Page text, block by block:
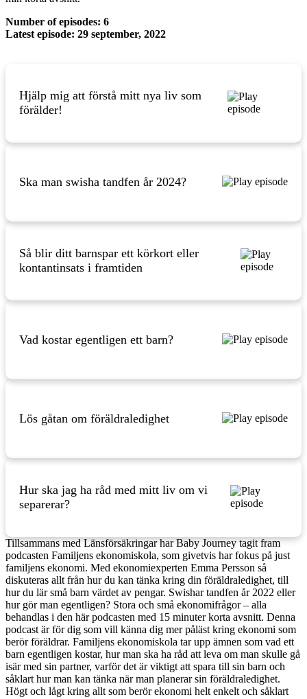
Number of episodes: 6
Latest episode: 29 september, 2022
Hjälp mig att förstå mitt nya liv som
förälder!
Ska man swisha tandfen år 2024?
Så blir ditt barnspar ett körkort eller
kontantinsats i framtiden
Vad kostar egentligen ett barn?
Lös gåtan om föräldraledighet
Hur ska jag ha råd med mitt liv om vi
separerar?
Tillsammans med Länsförsäkringar har Baby Journey tagit fram
podcasten Familjens ekonomiskola, som givetvis har fokus på just
familjens ekonomi. Med ekonomiexperten Emma Persson så
diskuteras allt från hur du kan tänka kring din föräldraledighet, till
hur du lär små barn värdet av pengar. Swishar tandfen år 2022 eller
hur gör man egentligen? Stora och små ekonomifrågor – alla
behandlas i den här podcasten med 15 minuter korta avsnitt. Denna
podcast är för dig som vill känna dig mer påläst kring ekonomi som
berör föräldrar. Familjens ekonomiskola tar upp ämnen som vad ett
barn egentligen kostar, hur man ska ha råd att leva om man skulle gå
isär med sin partner, varför det är viktigt att spara till sin barn och
såklart hur man kan tänka när man planerar sin föräldraledighet.
Högt och lågt kring allt som berör ekonomi helt enkelt och såklart